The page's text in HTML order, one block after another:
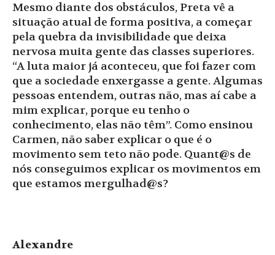
Mesmo diante dos obstáculos, Preta vê a
situação atual de forma positiva, a começar
pela quebra da invisibilidade que deixa
nervosa muita gente das classes superiores.
“A luta maior já aconteceu, que foi fazer com
que a sociedade enxergasse a gente. Algumas
pessoas entendem, outras não, mas aí cabe a
mim explicar, porque eu tenho o
conhecimento, elas não têm”. Como ensinou
Carmen, não saber explicar o que é o
movimento sem teto não pode. Quant@s de
nós conseguimos explicar os movimentos em
que estamos mergulhad@s?
Alexandre